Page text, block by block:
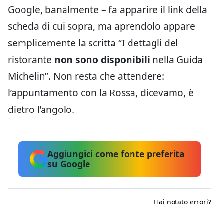
Google, banalmente – fa apparire il link della
scheda di cui sopra, ma aprendolo appare
semplicemente la scritta “I dettagli del
ristorante non sono disponibili nella Guida
Michelin”. Non resta che attendere:
l’appuntamento con la Rossa, dicevamo, è
dietro l’angolo.
Aggiungici come fonte preferita
su Google
Hai notato errori?